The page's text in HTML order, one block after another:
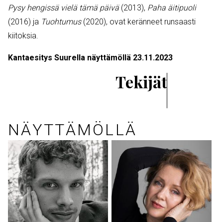
Pysy hengissä vielä tämä päivä(2013), Paha äitipuoli
(2016) ja Tuohtumus(2020), ovat keränneet runsaasti
kiitoksia.
Kantaesitys Suurella näyttämöllä 23.11.2023
Tekijät
NÄYTTÄMÖLLÄ